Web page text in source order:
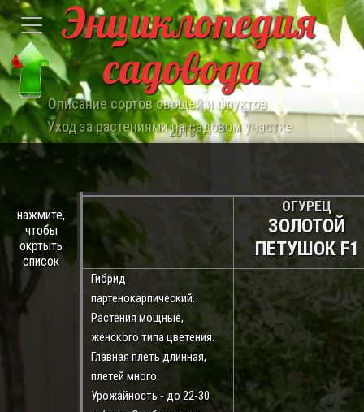
Энциклопедия
садовода
Описание сортов овощей и фруктов
Уход за растениями на садовом участке
2015
нажмите,
чтобы
окртыть
список
ОГУРЕЦ
ЗОЛОТОЙ
ПЕТУШОК F1
Гибрид
партенокарпический.
Растения мощные,
женского типа цветения.
Главная плеть длинная,
плетей много.
Урожайность - до 22-30